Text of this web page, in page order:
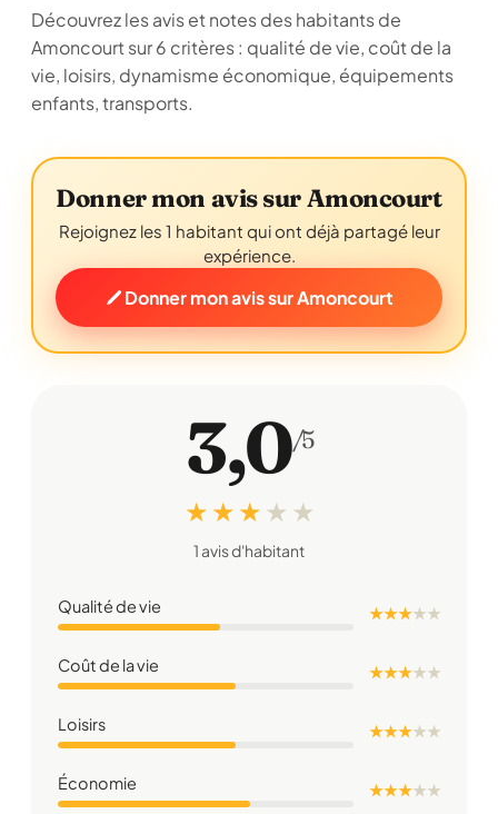
Découvrez les avis et notes des habitants de
Amoncourt sur 6 critères : qualité de vie, coût de la
vie, loisirs, dynamisme économique, équipements
enfants, transports.
Donner mon avis sur Amoncourt
Rejoignez les 1 habitant qui ont déjà partagé leur
expérience.
Donner mon avis sur Amoncourt
3,0/5
★ ★ ★ ★ ★
1 avis d'habitant
Qualité de vie ★ ★ ★★★
Coût de la vie ★ ★ ★★★
Loisirs ★ ★ ★★★
Économie ★ ★ ★★★